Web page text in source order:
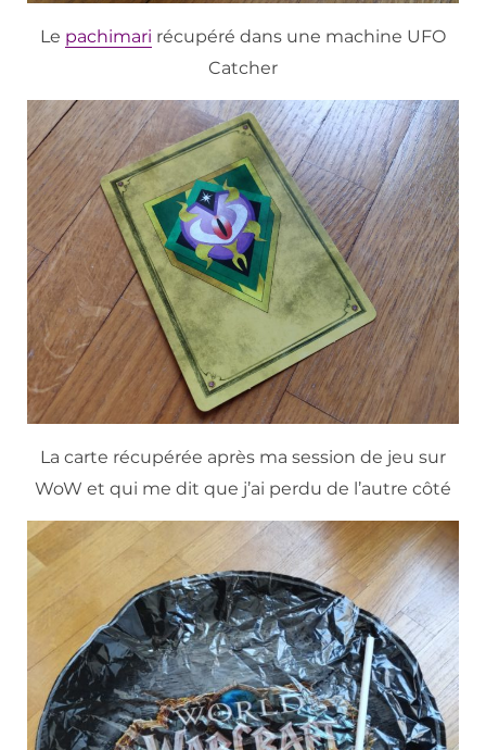
Le pachimari récupéré dans une machine UFO
Catcher
La carte récupérée après ma session de jeu sur
WoW et qui me dit que j’ai perdu de l’autre côté